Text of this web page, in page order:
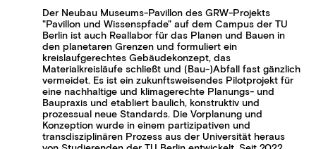
Der Neubau Museums-Pavillon des GRW-Projekts
"Pavillon und Wissenspfade" auf dem Campus der TU
Berlin ist auch Reallabor für das Planen und Bauen in
den planetaren Grenzen und formuliert ein
kreislaufgerechtes Gebäudekonzept, das
Materialkreisläufe schließt und (Bau-)Abfall fast gänzlich
vermeidet. Es ist ein zukunftsweisendes Pilotprojekt für
eine nachhaltige und klimagerechte Planungs- und
Baupraxis und etabliert baulich, konstruktiv und
prozessual neue Standards. Die Vorplanung und
Konzeption wurde in einem partizipativen und
transdisziplinären Prozess aus der Universität heraus